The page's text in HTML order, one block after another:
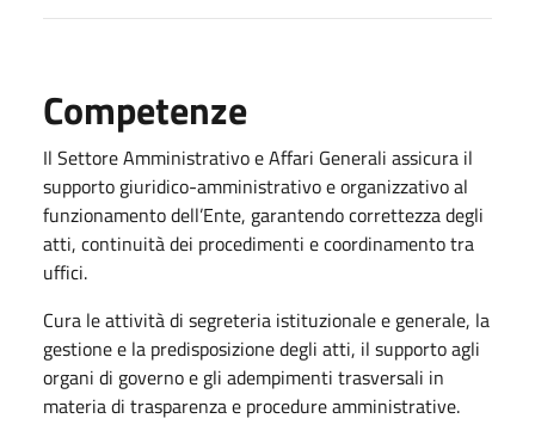
Competenze
Il Settore Amministrativo e Affari Generali assicura il
supporto giuridico-amministrativo e organizzativo al
funzionamento dell’Ente, garantendo correttezza degli
atti, continuità dei procedimenti e coordinamento tra
uffici.
Cura le attività di segreteria istituzionale e generale, la
gestione e la predisposizione degli atti, il supporto agli
organi di governo e gli adempimenti trasversali in
materia di trasparenza e procedure amministrative.